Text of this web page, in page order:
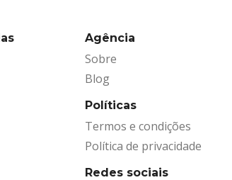
Agência
Sobre
Blog
Políticas
Termos e condições
Política de privacidade
Redes sociais